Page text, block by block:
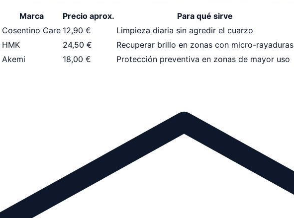
Marca Precio aprox.
Para qué sirve
Cosentino Care 12,90 €
Limpieza diaria sin agredir el cuarzo
HMK 24,50 €
Recuperar brillo en zonas con micro-rayaduras
Akemi 18,00 € Protección preventiva en zonas de mayor uso